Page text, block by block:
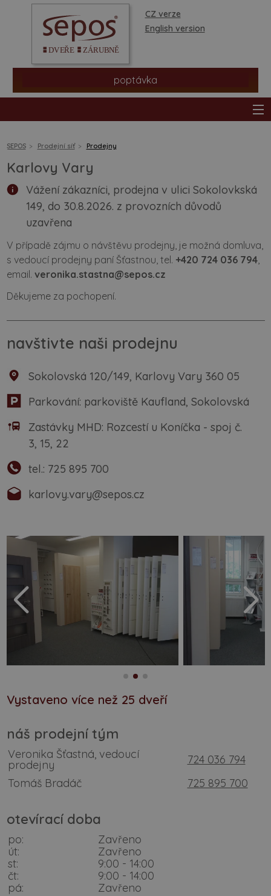
CZ verze
English version
poptávka
prodejní síť
informace a rady
SEPOS Prodejní síť Prodejny
Karlovy Vary
Vážení zákazníci, prodejna v ulici Sokolovkská
149, do 30.8.2026. z provozních důvodů
uzavřena
V případě zájmu o návštěvu prodejny, je možná domluva,
s vedoucí prodejny paní Šťastnou, tel. +420 724 036 794,
email. veronika.stastna@sepos.cz
Děkujeme za pochopení.
navštivte naši prodejnu
Sokolovská 120/149, Karlovy Vary 360 05
Parkování: parkoviště Kaufland, Sokolovská
Zastávky MHD: Rozcestí u Koníčka - spoj č.
3, 15, 22
tel.: 725 895 700
karlovy.vary@sepos.cz
Vystaveno více než 25 dveří
náš prodejní tým
Veronika Šťastná, vedoucí
prodejny
724 036 794
Tomáš Bradáč
725 895 700
otevírací doba
po:
Zavřeno
út:
Zavřeno
st:
9:00 - 14:00
čt:
9:00 - 14:00
pá:
Zavřeno